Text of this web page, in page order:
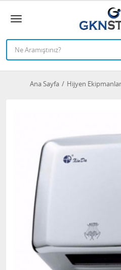
Ana Sayfa Hijyen